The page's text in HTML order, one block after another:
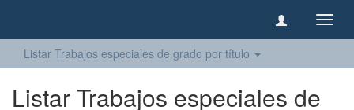
Listar Trabajos especiales de grado por título
Listar Trabajos especiales de